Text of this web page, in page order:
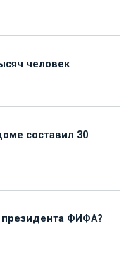
человек
составил 30
президента ФИФА?